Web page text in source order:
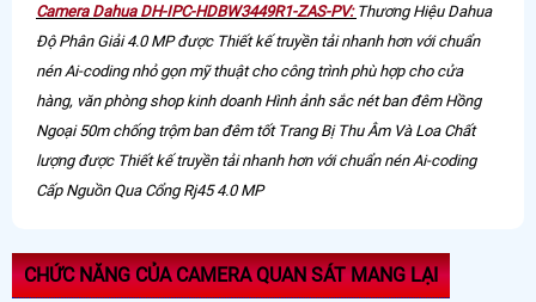
Camera Dahua DH-IPC-HDBW3449R1-ZAS-PV: Thương Hiệu Dahua
Độ Phân Giải 4.0 MP được Thiết kế truyền tải nhanh hơn với chuẩn
nén Ai-coding nhỏ gọn mỹ thuật cho công trình phù hợp cho cửa
hàng, văn phòng shop kinh doanh Hình ảnh sắc nét ban đêm Hồng
Ngoại 50m chống trộm ban đêm tốt Trang Bị Thu Âm Và Loa Chất
lượng được Thiết kế truyền tải nhanh hơn với chuẩn nén Ai-coding
Cấp Nguồn Qua Cổng Rj45 4.0 MP
CHỨC NĂNG CỦA CAMERA QUAN SÁT MANG LẠI